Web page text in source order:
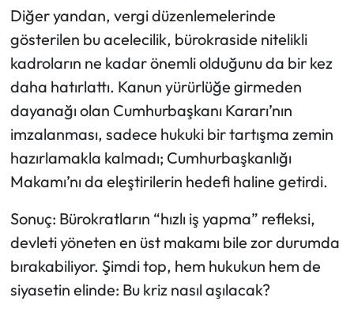
Diğer yandan, vergi düzenlemelerinde
gösterilen bu acelecilik, bürokraside nitelikli
kadroların ne kadar önemli olduğunu da bir kez
daha hatırlattı. Kanun yürürlüğe girmeden
dayanağı olan Cumhurbaşkanı Kararı’nın
imzalanması, sadece hukuki bir tartışma zemin
hazırlamakla kalmadı; Cumhurbaşkanlığı
Makamı’nı da eleştirilerin hedefi haline getirdi.
Sonuç: Bürokratların “hızlı iş yapma” refleksi,
devleti yöneten en üst makamı bile zor durumda
bırakabiliyor. Şimdi top, hem hukukun hem de
siyasetin elinde: Bu kriz nasıl aşılacak?